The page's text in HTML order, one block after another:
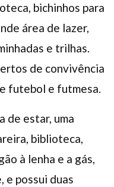
bichinhos para
área de lazer,
e trilhas.
de convivência
futebol e futmesa.
de estar, uma
biblioteca,
à lenha e a gás,
e possui duas